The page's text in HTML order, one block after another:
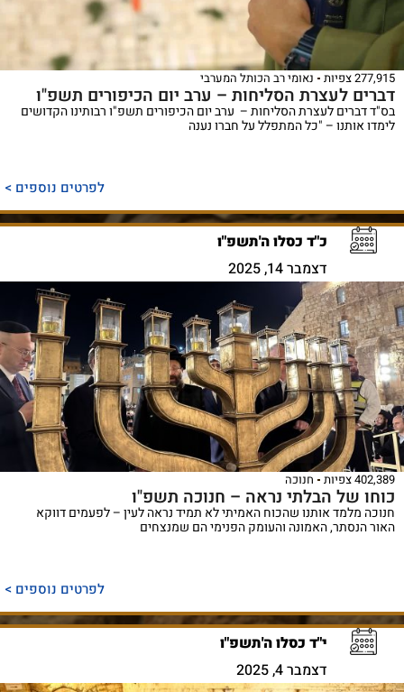
277,915 צפיות נאומי רב הכותל המערבי
דברים לעצרת הסליחות – ערב יום הכיפורים תשפ"ו
בס"ד דברים לעצרת הסליחות – ערב יום הכיפורים תשפ"ו רבותינו הקדושים
לימדו אותנו – "כל המתפלל על חברו נענה
לפרטים נוספים >
כ"ד כסלו ה'תשפ"ו
דצמבר 14, 2025
402,389 צפיות חנוכה
כוחו של הבלתי נראה – חנוכה תשפ"ו
חנוכה מלמד אותנו שהכוח האמיתי לא תמיד נראה לעין – לפעמים דווקא
האור הנסתר, האמונה והעומק הפנימי הם שמנצחים
לפרטים נוספים >
י"ד כסלו ה'תשפ"ו
דצמבר 4, 2025